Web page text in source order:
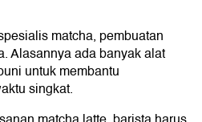
matcha, pembuatan
Alasannya ada banyak alat
untuk membantu
singkat.